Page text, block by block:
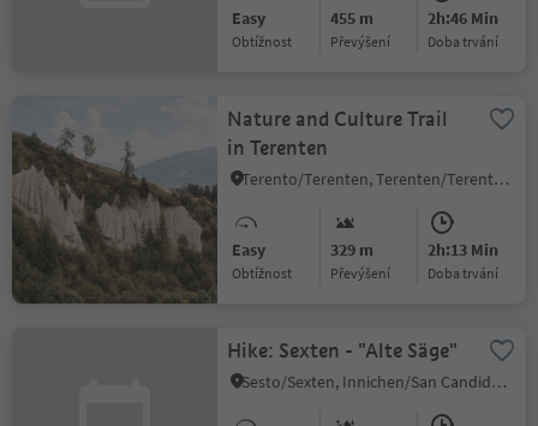
Easy
Obtížnost
455 m
Převýšení
2h:46 Min
doba trvání
Nature and Culture Trail
in Terenten
Terento/Terenten, Terenten/Terento, Brixen/Bressanone and environs
Easy
Obtížnost
329 m
Převýšení
2h:13 Min
doba trvání
Hike: Sexten - "Alte Säge"
Sesto/Sexten, Innichen/San Candido, Dolomites Region 3 Zinnen